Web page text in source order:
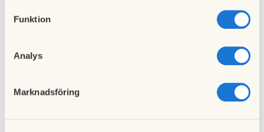
Funktion
Analys
Marknadsföring
2026
Störnin
30 januari
2026